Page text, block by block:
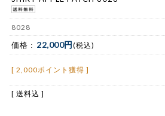
8028
価格 : 22,000円 (税込)
[ 2,000ポイント獲得 ]
[ 送料込 ]